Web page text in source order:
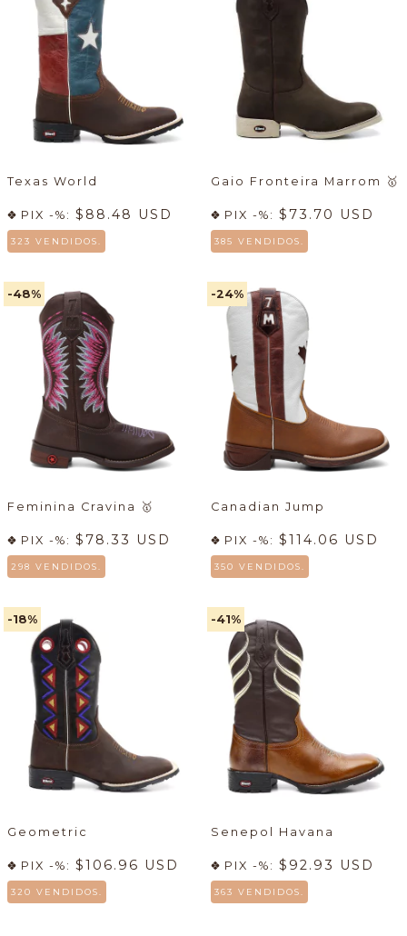
Texas World
PIX -%: $88.48 USD
323 VENDIDOS.
Gaio Fronteira Marrom 🥇
PIX -%: $73.70 USD
385 VENDIDOS.
-48%
Feminina Cravina 🥇
PIX -%: $78.33 USD
298 VENDIDOS.
-24%
Canadian Jump
PIX -%: $114.06 USD
350 VENDIDOS.
-18%
Geometric
PIX -%: $106.96 USD
320 VENDIDOS.
-41%
Senepol Havana
PIX -%: $92.93 USD
363 VENDIDOS.